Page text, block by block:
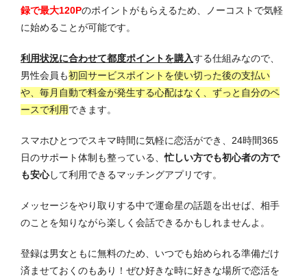
録で最大120Pのポイントがもらえるため、ノーコストで気軽
に始めることが可能です。
利用状況に合わせて都度ポイントを購入する仕組みなので、
男性会員も初回サービスポイントを使い切った後の支払い
や、毎月自動で料金が発生する心配はなく、ずっと自分のペ
ースで利用できます。
スマホひとつでスキマ時間に気軽に恋活ができ、24時間365
日のサポート体制も整っている、忙しい方でも初心者の方で
も安心して利用できるマッチングアプリです。
メッセージをやり取りする中で運命星の話題を出せば、相手
のことを知りながら楽しく会話できるかもしれませんよ。
登録は男女ともに無料のため、いつでも始められる準備だけ
済ませておくのもあり！ぜひ好きな時に好きな場所で恋活を